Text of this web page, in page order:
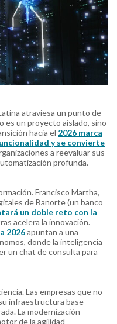
atraviesa un punto de
es un proyecto aislado, sino
hacia el 2026 marca
y se convierte
a reevaluar sus
profunda.
Francisco Martha,
de Banorte (un banco
un doble reto con la
acelera la innovación.
2026apuntan a una
donde la inteligencia
un chat de consulta para
Las empresas que no
infraestructura base
La modernización
de la agilidad